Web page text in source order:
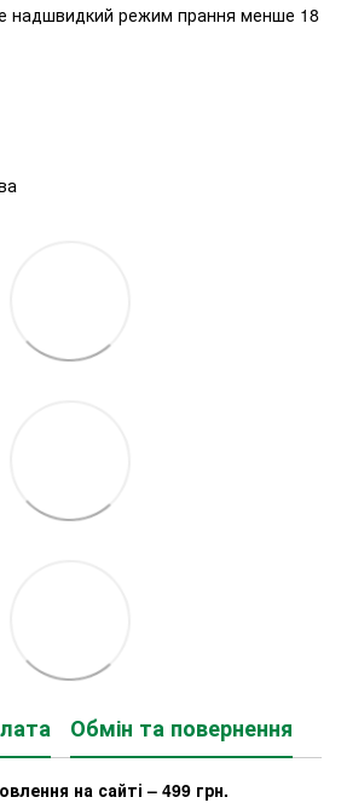
надшвидкий режим прання менше 18
Обмін та повернення
на сайті – 499 грн.